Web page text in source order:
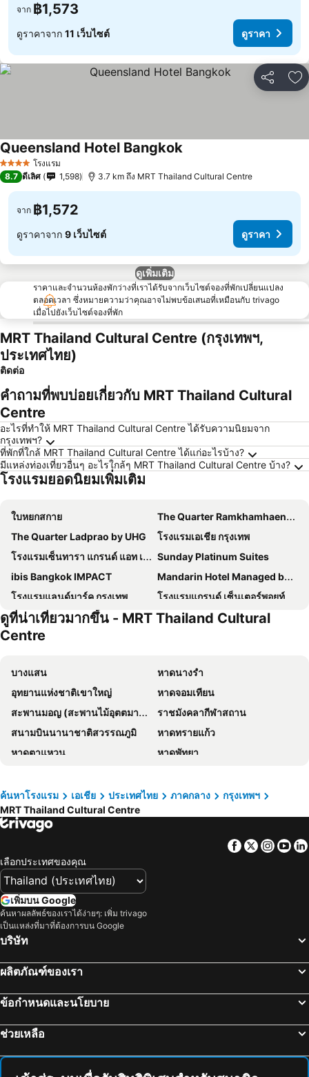
จาก ฿1,573
ดูราคาจาก 11 เว็บไซต์ ดูราคา
แชร์ เ
4 ดาว โรงแรม
Queensland Hotel Bangkok
8.7 ดีเลิศ 1,598 3.7 km ถึง MRT Thailand Cultural Centre
จาก ฿1,572
ดูราคาจาก 9 เว็บไซต์ ดูราคา
ดูเพิ่มเติม
ราคาและจำนวนห้องพักว่างที่เราได้รับจากเว็บไซต์จองที่พักเปลี่ยนแปลง
ตลอดเวลา ซึ่งหมายความว่าคุณอาจไม่พบข้อเสนอที่เหมือนกับ trivago
เมื่อไปยังเว็บไซต์จองที่พัก
MRT Thailand Cultural Centre (กรุงเทพฯ,
ประเทศไทย)
ติดต่อ
คำถามที่พบบ่อยเกี่ยวกับ MRT Thailand Cultural
Centre
อะไรที่ทำให้ MRT Thailand Cultural Centre ได้รับความนิยมจาก
กรุงเทพฯ?
ที่พักที่ใกล้ MRT Thailand Cultural Centre ได้แก่อะไรบ้าง?
มีแหล่งท่องเที่ยวอื่นๆ อะไรใกล้ๆ MRT Thailand Cultural Centre บ้าง?
โรงแรมยอดนิยมเพิ่มเติม
ใบหยกสกาย
The Quarter Ramkhamhaeng by UHG
The Quarter Ladprao by UHG
โรงแรมเอเชีย กรุงเทพ
โรงแรมเซ็นทารา แกรนด์ แอท เซ็นทรัลพลาซ่าลาดพร้าว กรุงเทพฯ
Sunday Platinum Suites
ibis Bangkok IMPACT
Mandarin Hotel Managed by Centre Point
โรงแรมแลนด์มาร์ค กรุงเทพ
โรงแรมแกรนด์ เซ็นเตอร์พอยท์ เทอร์มินัล 21
Royal Orchid Sheraton Riverside Hotel Bangkok
โรงแรมเกรซ
โรงแรม เดอะ เบอร์เคลีย์ โฮเต็ล ประตูน้ำ
Grand Mercure Bangkok Atrium
โรงแรม พูลแมน กรุงเทพ จี
โรงแรมแอมบาสซาเดอร์ กรุงเทพฯ
ผาภูมิ บูทิค โฮเทล
Shangri-La Bangkok
Grande Centre Point Lumphini Bangkok
โรงแรม มิราเคิล แกรนด์ คอนเวนชั่น
Nysa Hotel Bangkok
The President Hotel at Chokchai 4
Goody Hotel
โรงแรมมิลเลนเนียม ฮิลตัน กรุงเทพ
Amari Bangkok
เรด แพลนเนต สุรวงศ์ กรุงเทพ
The Quarter Silom By Uhg
Holiday Inn Express Bangkok Sukhumvit 11 By Ihg
แกรนด์ เซ็นเตอร์พอยท์ โฮเทล ราชดำริ
Norn Riverside Bangkok Hotel
Holiday Inn Bangkok Sukhumvit By Ihg
The Home Hotel
Twin Towers Hotel
ฟูรามา สีลม กรุงเทพ
Ibis Bangkok Riverside
Ramada Plaza by Wyndham Bangkok Menam Riverside
รามบุตรี วิลเลจ อินน์ แอนด์ พลาซ่า
Best Western Ratchada Hotel
Somerset Rama 9 Bangkok
Graph Hotels Bangkok
ดูที่น่าเที่ยวมากขึ้น - MRT Thailand Cultural
Centre
บางแสน
หาดนางรำ
อุทยานแห่งชาติเขาใหญ่
หาดจอมเทียน
สะพานมอญ (สะพานไม้อุตตมานุสรณ์)
ราชมังคลากีฬาสถาน
สนามบินนานาชาติสวรรณภูมิ
หาดทรายแก้ว
หาดตาแหวน
หาดพัทยา
อุทยานแห่งชาติเอราวัณ
พัทยากลาง
สนามบินดอนเมือง
รามคำแหง
อุทยานแห่งชาติแก่งกระจาน
เยาวราช
สะพานข้ามแม่น้ำแคว
หาดเขาตะเกียบ
พัทยาเหนือ
สยามพารากอน
สยามสแควร์
แกลง
สวนนงนุช
Cha-am Beach
ค้นหาโรงแรม เอเชีย ประเทศไทย ภาคกลาง
กรุงเทพฯ
MRT Thailand Cultural Centre
Facebook
Twitter
เลือกประเทศของคุณ
เพิ่มบน Google
ค้นหาผลลัพธ์ของเราได้ง่ายๆ: เพิ่ม trivago
เป็นแหล่งที่มาที่ต้องการบน Google
บริษัท
ผลิตภัณฑ์ของเรา
ข้อกำหนดและนโยบาย
ช่วยเหลือ